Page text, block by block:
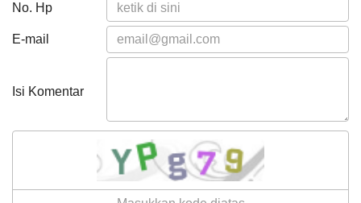
No. Hp
E-mail
Isi Komentar
Anggaran
RP